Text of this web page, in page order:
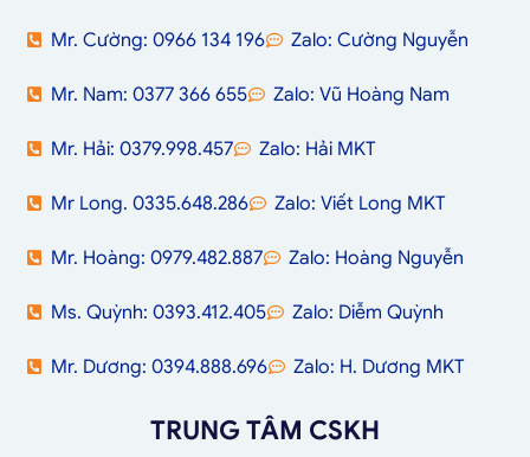
Mr. Cường: 0966 134 196 Zalo: Cường Nguyễn
Mr. Nam: 0377 366 655 Zalo: Vũ Hoàng Nam
Mr. Hải: 0379.998.457 Zalo: Hải MKT
Mr Long. 0335.648.286 Zalo: Viết Long MKT
Mr. Hoàng: 0979.482.887 Zalo: Hoàng Nguyễn
Ms. Quỳnh: 0393.412.405 Zalo: Diễm Quỳnh
Mr. Dương: 0394.888.696 Zalo: H. Dương MKT
TRUNG TÂM CSKH